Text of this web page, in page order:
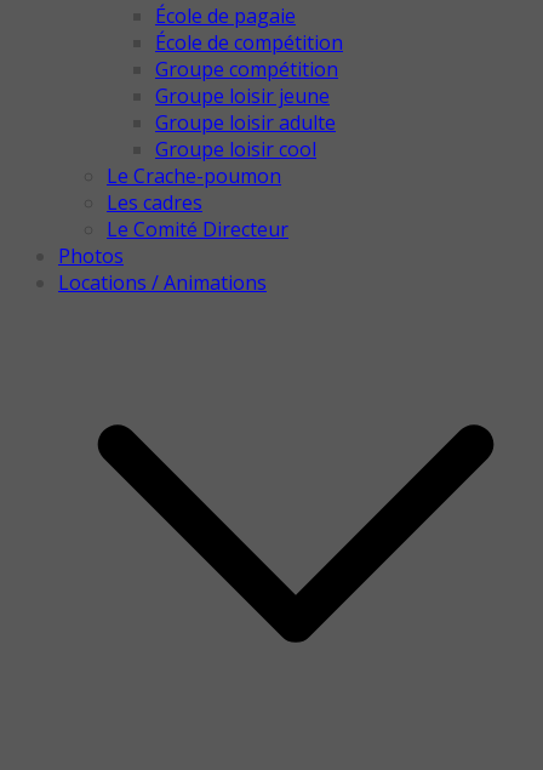
École de pagaie
École de compétition
Groupe compétition
Groupe loisir jeune
Groupe loisir adulte
Groupe loisir cool
Le Crache-poumon
Les cadres
Le Comité Directeur
Photos
Locations / Animations